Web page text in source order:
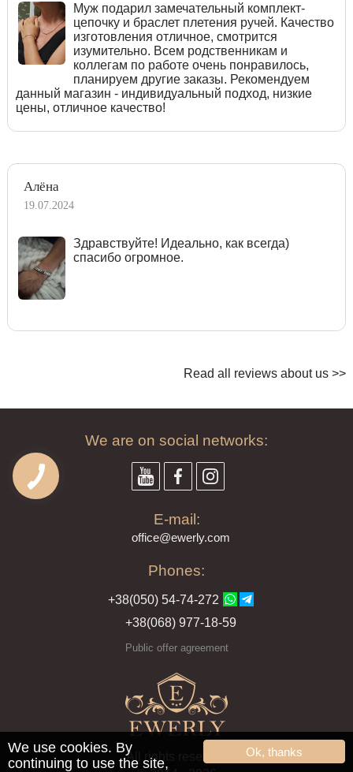
Муж подарил замечательный комплект-
цепочку и браслет плетения ручей. Качество
изготовления отличное, смотрится
изумительно. Всем родственникам и
коллегам по работе очень понравилось,
планируем другие заказы. Рекомендуем
данный магазин - индивидуальный подход, низкие
цены, отличное качество!
Алёна
19.07.2024
Здравствуйте! Идеально, как всегда)
спасибо огромное.
Read all reviews about us >>
We are on social networks:
E-mail:
office@ewerly.com
Phones:
+38(050) 54-74-272
+38(068) 977-18-59
Public offer agreement
All rights reserved
Ok, thanks
We use cookies. By
continuing to use the site,